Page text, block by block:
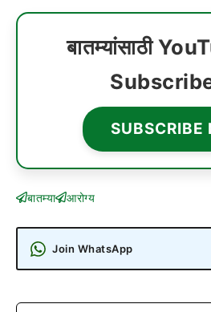
बातम्यांसाठी
SUBSCRIBE
बातम्या आरोग्य
Join WhatsApp